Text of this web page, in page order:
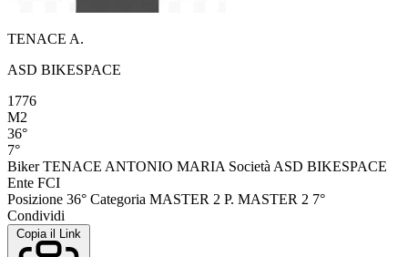
TENACE A.
ASD BIKESPACE
1776
M2
36°
7°
Biker TENACE ANTONIO MARIA Società ASD BIKESPACE
Ente FCI
Posizione 36° Categoria MASTER 2 P. MASTER 2 7°
Condividi
Copia il Link